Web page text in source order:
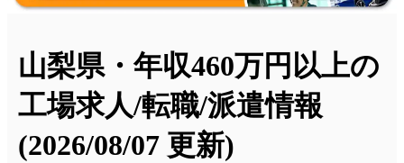
山梨県・年収460万円以上の
工場求人/転職/派遣情報
(2026/08/07 更新)